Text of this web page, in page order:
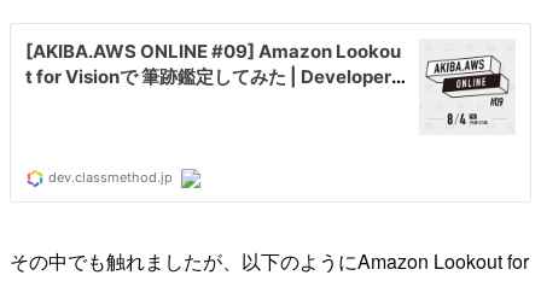
その中でも触れましたが、以下のようにAmazon Lookout for